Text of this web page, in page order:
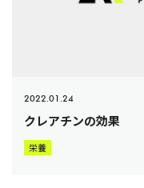
2022.01.24
クレアチンの効果
栄養